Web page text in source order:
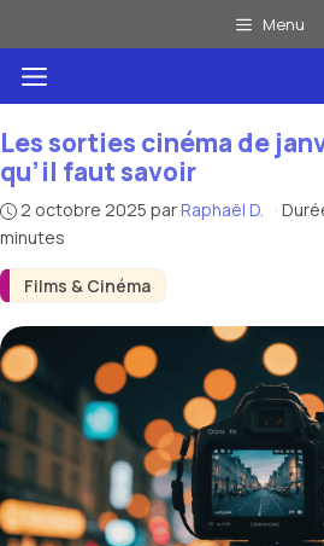
au
contenu
Menu
Menu
Films & Cinéma
Les sorties cinéma de
qu’il faut savoir
2 octobre 2025 par Raphaël D. ·
minutes